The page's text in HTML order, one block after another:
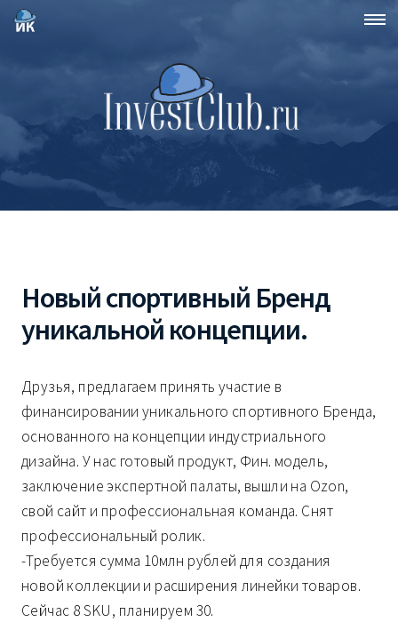
Новый спортивный Бренд
уникальной концепции.
Друзья, предлагаем принять участие в
финансировании уникального спортивного Бренда,
основанного на концепции индустриального
дизайна. У нас готовый продукт, Фин. модель,
заключение экспертной палаты, вышли на Ozon,
свой сайт и профессиональная команда. Снят
профессиональный ролик.
-Требуется сумма 10млн рублей для создания
новой коллекции и расширения линейки товаров.
Сейчас 8 SKU, планируем 30.